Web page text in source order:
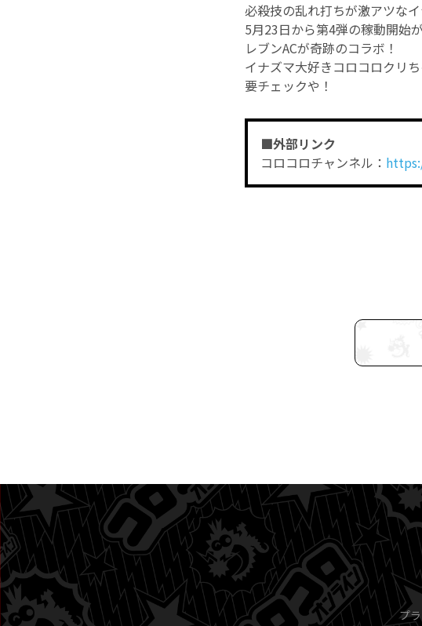
必殺技の乱れ打ちが激アツな
5月23日から第4弾の稼動開始
レブンACが奇跡のコラボ！
イナズマ大好きコロコロクリ
要チェックや！
■外部リンク
コロコロチャンネル：
プ